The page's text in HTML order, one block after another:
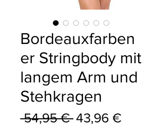
Bordeauxfarben
er Stringbody mit
langem Arm und
Stehkragen
54,95 € Standardpreis
43,96 €Sale-